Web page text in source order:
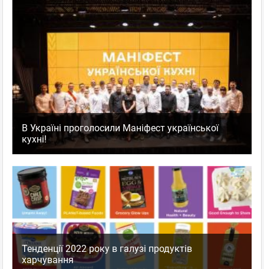
В Україні проголосили Маніфест української
кухні!
Тенденції 2022 року в галузі продуктів
харчування